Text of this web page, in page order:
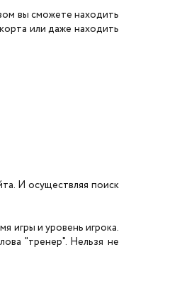
вы сможете находить
или даже находить
И осуществляя поиск
игры и уровень игрока.
"тренер". Нельзя не